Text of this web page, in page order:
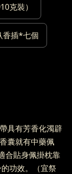
克裝）
香插*七個
具有芳香化濁辟
囊就有中藥佩
合貼身佩掛枕靠
功效。（宜祭